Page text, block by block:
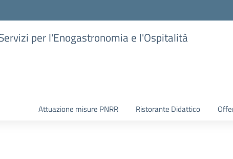
per l'Enogastronomia e l'Ospitalità
Attuazione misure PNRR Ristorante Didattico